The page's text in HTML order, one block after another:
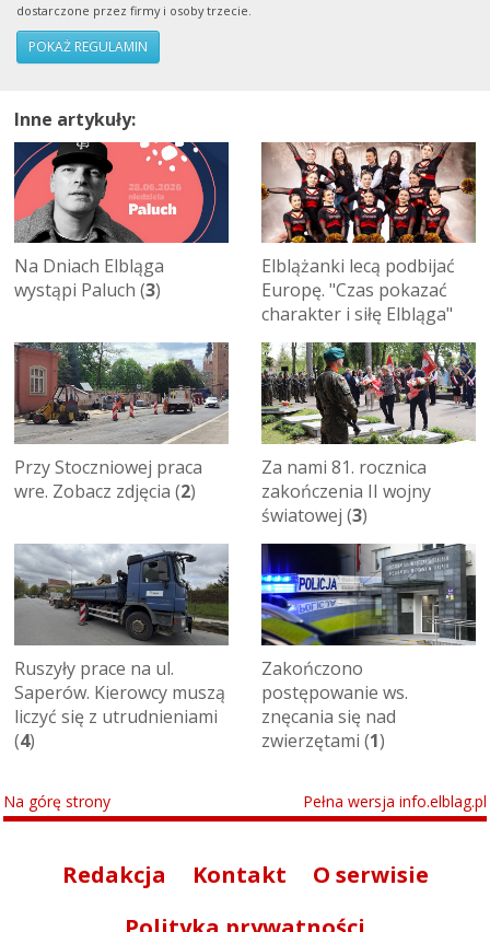
dostarczone przez firmy i osoby trzecie.
POKAŻ REGULAMIN
Inne artykuły:
Na Dniach Elbląga
wystąpi Paluch (3)
Elblążanki lecą podbijać
Europę. "Czas pokazać
charakter i siłę Elbląga"
Przy Stoczniowej praca
wre. Zobacz zdjęcia (2)
Za nami 81. rocznica
zakończenia II wojny
światowej (3)
Ruszyły prace na ul.
Saperów. Kierowcy muszą
liczyć się z utrudnieniami
(4)
Zakończono
postępowanie ws.
znęcania się nad
zwierzętami (1)
Na górę strony Pełna wersja info.elblag.pl
Redakcja Kontakt
O serwisie